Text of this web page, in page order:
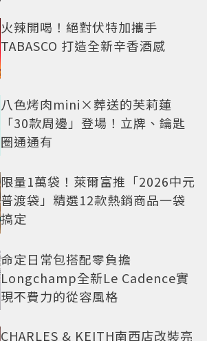
火辣開喝！絕對伏特加攜手
TABASCO 打造全新辛香酒感
八色烤肉mini×葬送的芙莉蓮
「30款周邊」登場！立牌、鑰匙
圈通通有
限量1萬袋！萊爾富推「2026中元
普渡袋」精選12款熱銷商品一袋
搞定
命定日常包搭配零負擔
Longchamp全新Le Cadence實
現不費力的從容風格
CHARLES & KEITH南西店改裝亮